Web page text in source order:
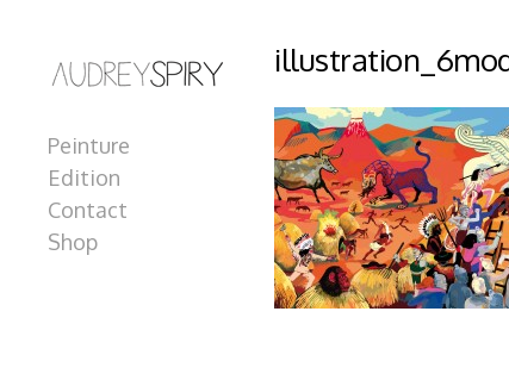
Peinture
Edition
Contact
Shop